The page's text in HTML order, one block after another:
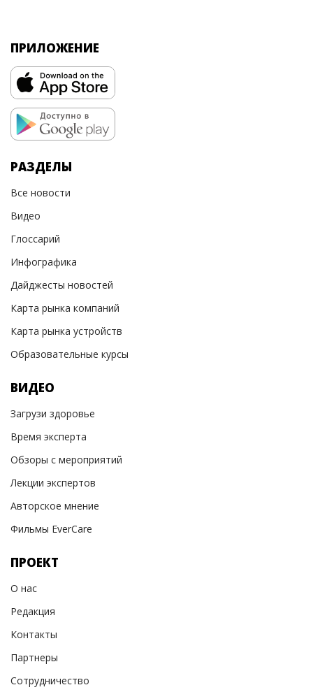
ПРИЛОЖЕНИЕ
РАЗДЕЛЫ
Все новости
Видео
Глоссарий
Инфографика
Дайджесты новостей
Карта рынка компаний
Карта рынка устройств
Образовательные курсы
ВИДЕО
Загрузи здоровье
Время эксперта
Обзоры с мероприятий
Лекции экспертов
Авторское мнение
Фильмы EverCare
ПРОЕКТ
О нас
Редакция
Контакты
Партнеры
Сотрудничество